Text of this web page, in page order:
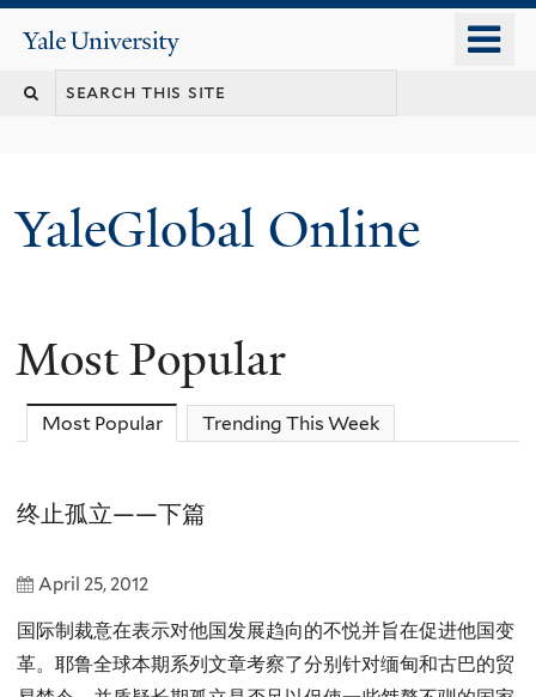
content
Yale
University
YaleGlobal Online
Most Popular
Most Popular(active tab)
Trending This Week
终止孤立——下篇
April 25, 2012
国际制裁意在表示对他国发展趋向的不悦并旨在促进他国变
革。耶鲁全球本期系列文章考察了分别针对缅甸和古巴的贸